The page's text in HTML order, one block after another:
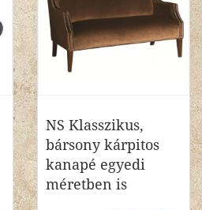
NS Klasszikus,
bársony kárpitos
kanapé egyedi
méretben is